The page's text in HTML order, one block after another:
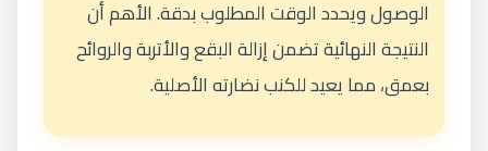
الوصول ويحدد الوقت المطلوب بدقة. الأهم أن
النتيجة النهائية تضمن إزالة البقع والأتربة والروائح
بعمق، مما يعيد للكنب نضارته الأصلية.